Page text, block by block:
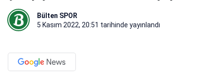
Bülten SPOR
5 Kasım 2022, 20:51 tarihinde yayınlandı